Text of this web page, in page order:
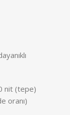
nit (tepe)
oranı)